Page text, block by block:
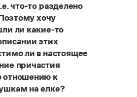
что-то разделено
хочу
ли какие-то
этих
ли в настоящее
причастия
отношению к
на елке?